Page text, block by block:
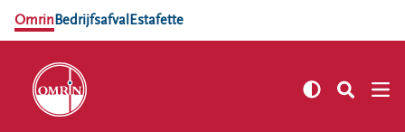
OmrinBedrijfsafval Estafette